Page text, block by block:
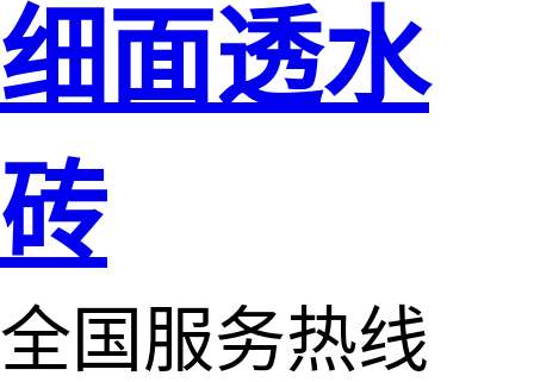
细面透水
砖
全国服务热线